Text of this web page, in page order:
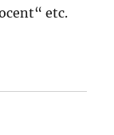
etc.